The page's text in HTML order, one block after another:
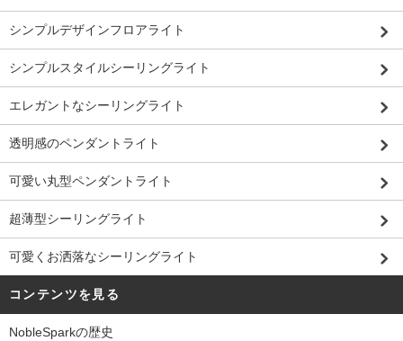
シンプルデザインフロアライト
シンプルスタイルシーリングライト
エレガントなシーリングライト
透明感のペンダントライト
可愛い丸型ペンダントライト
超薄型シーリングライト
可愛くお洒落なシーリングライト
コンテンツを見る
NobleSparkの歴史